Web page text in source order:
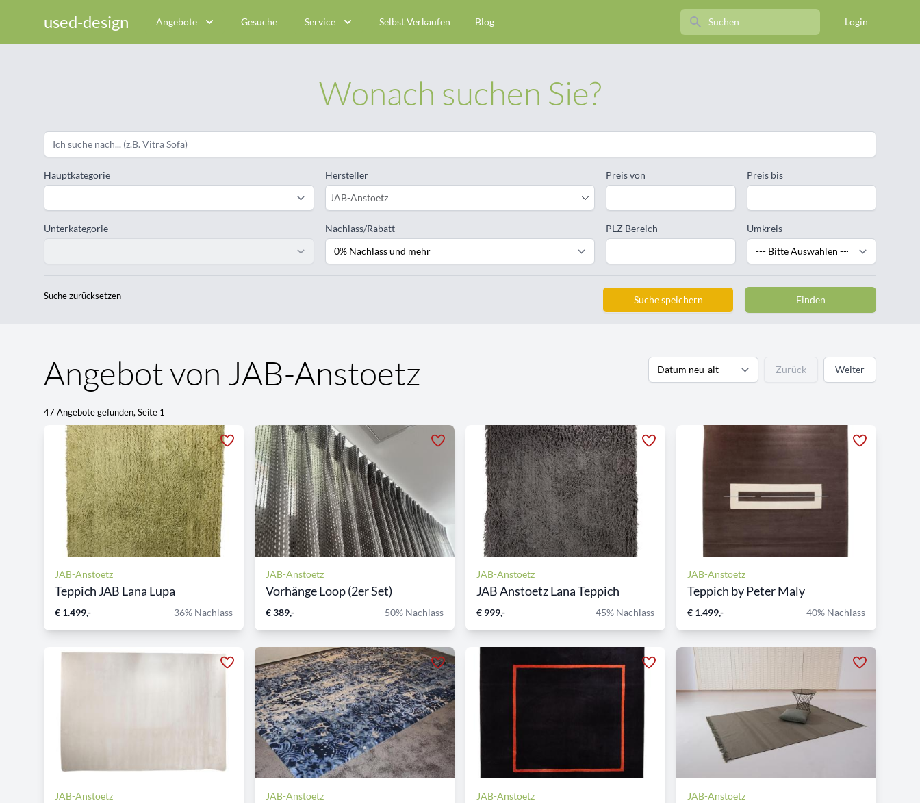
used-design Angebote Gesuche Service Selbst Verkaufen Blog Search Login
Wonach suchen Sie?
Hauptkategorie
Unterkategorie
Hersteller
JAB-Anstoetz
Nachlass/Rabatt
Preis von Preis bis
PLZ Bereich Umkreis
Suche zurücksetzen Suche speichern Finden
Angebot von JAB-Anstoetz
47 Angebote gefunden, Seite 1
Zurück Weiter
JAB-Anstoetz
Teppich JAB Lana Lupa
€ 1.499,- 36% Nachlass
JAB-Anstoetz
Vorhänge Loop (2er Set)
€ 389,- 50% Nachlass
JAB-Anstoetz
JAB Anstoetz Lana Teppich
€ 999,- 45% Nachlass
JAB-Anstoetz
Teppich by Peter Maly
€ 1.499,- 40% Nachlass
JAB-Anstoetz JAB-Anstoetz JAB-Anstoetz JAB-Anstoetz